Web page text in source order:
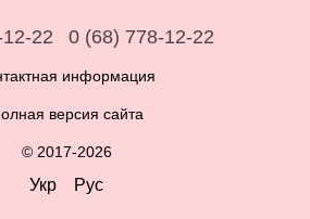
22 0 (68) 778-12-22
информация
версия сайта
© 2017-2026
Укр Рус